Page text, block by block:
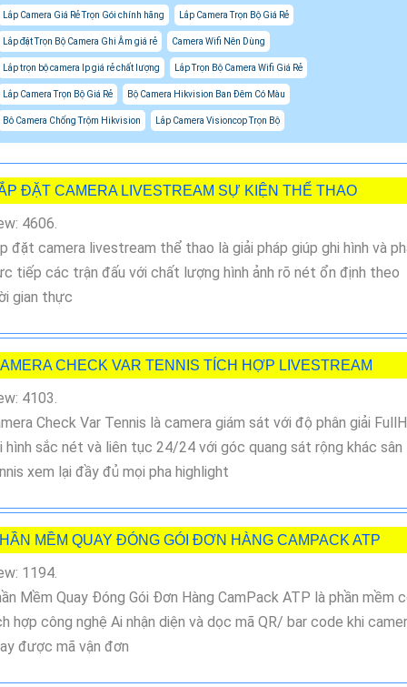
Lắp Camera Giá Rẻ Trọn Gói chính hãng Lắp Camera Trọn Bộ Giá Rẻ
Lắp đặt Trọn Bộ Camera Ghi Âm giá rẻ Camera Wifi Nên Dùng
Lắp trọn bộ camera Ip giá rẻ chất lượng Lắp Trọn Bộ Camera Wifi Giá Rẻ
Lắp Camera Trọn Bộ Giá Rẻ Bộ Camera Hikvision Ban Đêm Có Màu
Bô Camera Chống Trộm Hikvision Lắp Camera Visioncop Trọn Bộ
ĐẶT CAMERA LIVESTREAM SỰ KIỆN THỂ THAO
4606.
đặt camera livestream thể thao là giải pháp giúp ghi hình và
tiếp các trận đấu với chất lượng hình ảnh rõ nét ổn định theo
gian thực
CHECK VAR TENNIS TÍCH HỢP LIVESTREAM
4103.
Check Var Tennis là camera giám sát với độ phân giải
hình sắc nét và liên tục 24/24 với góc quang sát rộng khác sân
xem lại đầy đủ mọi pha highlight
MỀM QUAY ĐÓNG GÓI ĐƠN HÀNG CAMPACK ATP
1194.
Mềm Quay Đóng Gói Đơn Hàng CamPack ATP là phần mềm
hợp công nghệ Ai nhận diện và dọc mã QR/ bar code khi
được mã vận đơn